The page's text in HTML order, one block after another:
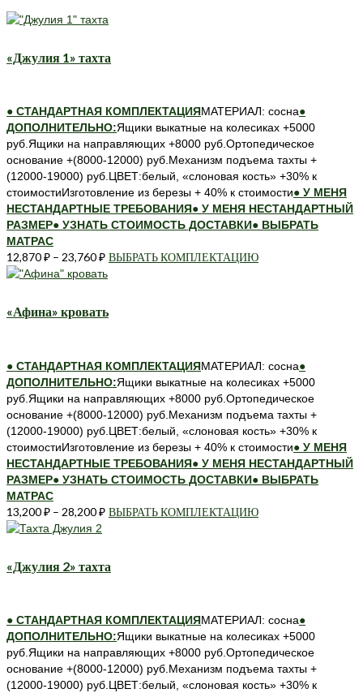
«Джулия 1» тахта
● СТАНДАРТНАЯ КОМПЛЕКТАЦИЯМАТЕРИАЛ: сосна●
ДОПОЛНИТЕЛЬНО:Ящики выкатные на колесиках +5000
руб.Ящики на направляющих +8000 руб.Ортопедическое
основание +(8000-12000) руб.Механизм подъема тахты +
(12000-19000) руб.ЦВЕТ:белый, «слоновая кость» +30% к
стоимостиИзготовление из березы + 40% к стоимости● У МЕНЯ
НЕСТАНДАРТНЫЕ ТРЕБОВАНИЯ● У МЕНЯ НЕСТАНДАРТНЫЙ
РАЗМЕР● УЗНАТЬ СТОИМОСТЬ ДОСТАВКИ● ВЫБРАТЬ
МАТРАС
12,870₽ – 23,760₽ ВЫБРАТЬ КОМПЛЕКТАЦИЮЭтот
выбрать
на
странице
товара.
«Афина» кровать
● СТАНДАРТНАЯ КОМПЛЕКТАЦИЯМАТЕРИАЛ: сосна●
ДОПОЛНИТЕЛЬНО:Ящики выкатные на колесиках +5000
руб.Ящики на направляющих +8000 руб.Ортопедическое
основание +(8000-12000) руб.Механизм подъема тахты +
(12000-19000) руб.ЦВЕТ:белый, «слоновая кость» +30% к
стоимостиИзготовление из березы + 40% к стоимости● У МЕНЯ
НЕСТАНДАРТНЫЕ ТРЕБОВАНИЯ● У МЕНЯ НЕСТАНДАРТНЫЙ
РАЗМЕР● УЗНАТЬ СТОИМОСТЬ ДОСТАВКИ● ВЫБРАТЬ
МАТРАС
13,200₽ – 28,200₽ ВЫБРАТЬ КОМПЛЕКТАЦИЮЭтот
выбрать
на
странице
товара.
«Джулия 2» тахта
● СТАНДАРТНАЯ КОМПЛЕКТАЦИЯМАТЕРИАЛ: сосна●
ДОПОЛНИТЕЛЬНО:Ящики выкатные на колесиках +5000
руб.Ящики на направляющих +8000 руб.Ортопедическое
основание +(8000-12000) руб.Механизм подъема тахты +
(12000-19000) руб.ЦВЕТ:белый, «слоновая кость» +30% к